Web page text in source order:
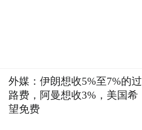
外媒：伊朗想收5%至7%的过
路费，阿曼想收3%，美国希
望免费